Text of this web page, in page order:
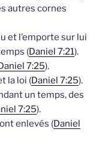
autres cornes
et l’emporte sur lui
(Daniel 7:21).
7:25).
la loi (Daniel 7:25).
un temps, des
7:25).
enlevés (Daniel